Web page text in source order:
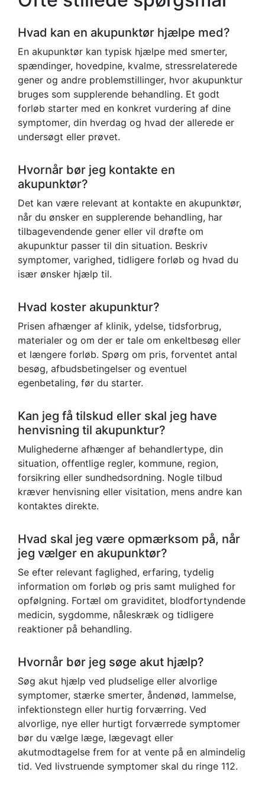
Hvad kan en akupunktør hjælpe med?
En akupunktør kan typisk hjælpe med smerter,
spændinger, hovedpine, kvalme, stressrelaterede
gener og andre problemstillinger, hvor akupunktur
bruges som supplerende behandling. Et godt
forløb starter med en konkret vurdering af dine
symptomer, din hverdag og hvad der allerede er
undersøgt eller prøvet.
Hvornår bør jeg kontakte en
akupunktør?
Det kan være relevant at kontakte en akupunktør,
når du ønsker en supplerende behandling, har
tilbagevendende gener eller vil drøfte om
akupunktur passer til din situation. Beskriv
symptomer, varighed, tidligere forløb og hvad du
især ønsker hjælp til.
Hvad koster akupunktur?
Prisen afhænger af klinik, ydelse, tidsforbrug,
materialer og om der er tale om enkeltbesøg eller
et længere forløb. Spørg om pris, forventet antal
besøg, afbudsbetingelser og eventuel
egenbetaling, før du starter.
Kan jeg få tilskud eller skal jeg have
henvisning til akupunktur?
Mulighederne afhænger af behandlertype, din
situation, offentlige regler, kommune, region,
forsikring eller sundhedsordning. Nogle tilbud
kræver henvisning eller visitation, mens andre kan
kontaktes direkte.
Hvad skal jeg være opmærksom på, når
jeg vælger en akupunktør?
Se efter relevant faglighed, erfaring, tydelig
information om forløb og pris samt mulighed for
opfølgning. Fortæl om graviditet, blodfortyndende
medicin, sygdomme, nåleskræk og tidligere
reaktioner på behandling.
Hvornår bør jeg søge akut hjælp?
Søg akut hjælp ved pludselige eller alvorlige
symptomer, stærke smerter, åndenød, lammelse,
infektionstegn eller hurtig forværring. Ved
alvorlige, nye eller hurtigt forværrede symptomer
bør du vælge læge, lægevagt eller
akutmodtagelse frem for at vente på en almindelig
tid. Ved livstruende symptomer skal du ringe 112.